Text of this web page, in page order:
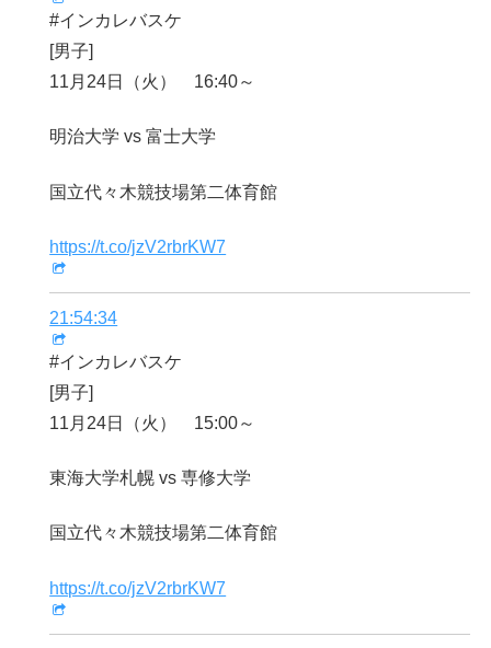
#インカレバスケ
[男子]
11月24日（火） 16:40～
明治大学 vs 富士大学
国立代々木競技場第二体育館
https://t.co/jzV2rbrKW7
21:54:34
#インカレバスケ
[男子]
11月24日（火） 15:00～
東海大学札幌 vs 専修大学
国立代々木競技場第二体育館
https://t.co/jzV2rbrKW7